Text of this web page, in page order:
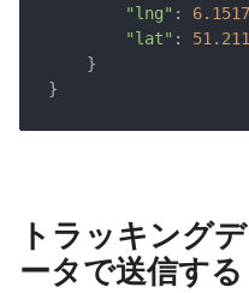
"lng" :
"lat" :
    }
トラッキング
ータで送信する